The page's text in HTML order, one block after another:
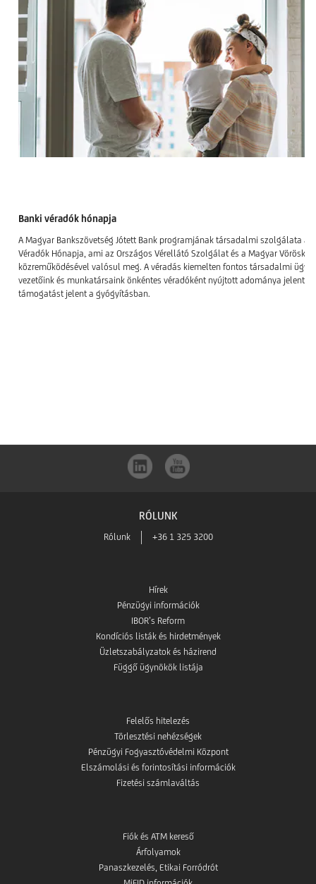
Banki véradók hónapja
A Magyar Bankszövetség Jótett Bank programjának társadalmi szolgálata a
Véradók Hónapja, ami az Országos Vérellátó Szolgálat és a Magyar
közreműködésével valósul meg. A véradás kiemelten fontos társadalmi ügy,
vezetőink és munkatársaink önkéntes véradóként nyújtott adománya jelentős
támogatást jelent a gyógyításban.
RÓLUNK
Rólunk +36 1 325 3200
Hírek
Pénzügyi információk
IBOR’s Reform
Kondíciós listák és hirdetmények
Üzletszabályzatok és házirend
Függő ügynökök listája
Felelős hitelezés
Törlesztési nehézségek
Pénzügyi Fogyasztóvédelmi Központ
Elszámolási és forintosítási információk
Fizetési számlaváltás
Fiók és ATM kereső
Árfolyamok
Panaszkezelés, Etikai Forródrót